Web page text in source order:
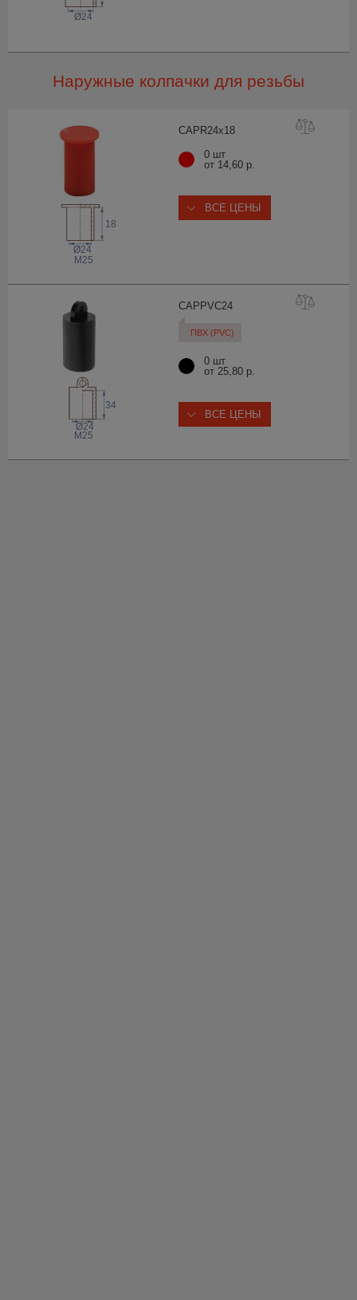
Ø24
Наружные колпачки для резьбы
CAPR24x18
18
Ø24
M25
0 шт
от 14,60 р.
ВСЕ ЦЕНЫ
CAPPVC24
ПВХ (PVC)
34
Ø24
M25
0 шт
от 25,80 р.
ВСЕ ЦЕНЫ